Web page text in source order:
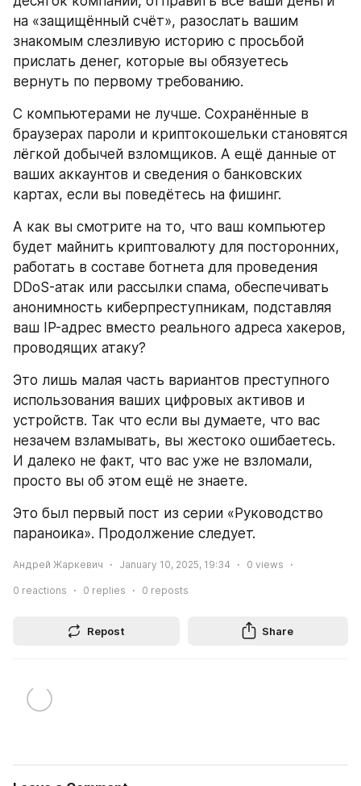
на «защищённый счёт», разослать вашим
знакомым слезливую историю с просьбой
прислать денег, которые вы обязуетесь
вернуть по первому требованию.
С компьютерами не лучше. Сохранённые в
браузерах пароли и криптокошельки становятся
лёгкой добычей взломщиков. А ещё данные от
ваших аккаунтов и сведения о банковских
картах, если вы поведётесь на фишинг.
А как вы смотрите на то, что ваш компьютер
будет майнить криптовалюту для посторонних,
работать в составе ботнета для проведения
DDoS-атак или рассылки спама, обеспечивать
анонимность киберпреступникам, подставляя
ваш IP-адрес вместо реального адреса хакеров,
проводящих атаку?
Это лишь малая часть вариантов преступного
использования ваших цифровых активов и
устройств. Так что если вы думаете, что вас
незачем взламывать, вы жестоко ошибаетесь.
И далеко не факт, что вас уже не взломали,
просто вы об этом ещё не знаете.
Это был первый пост из серии «Руководство
параноика». Продолжение следует.
Андрей Жаркевич January 10, 2025, 19:34 0 views
0 reactions 0 replies 0 reposts
Repost Share